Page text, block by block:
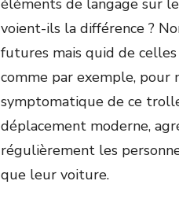
voient-ils la différence ?
futures mais quid de
comme par exemple, pour
symptomatique de ce
déplacement moderne,
régulièrement les
que leur voiture.